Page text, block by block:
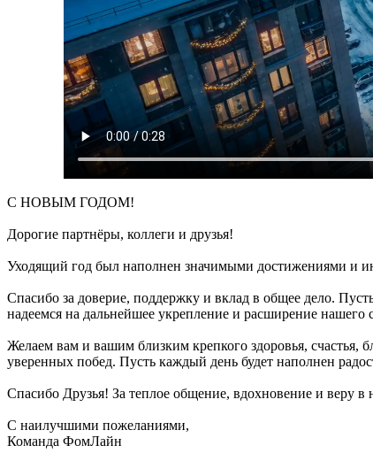
С НОВЫМ ГОДОМ!
Дорогие партнёры, коллеги и друзья!
Уходящий год был наполнен значимыми достижениями и
Спасибо за доверие, поддержку и вклад в общее дело.
надеемся на дальнейшее укрепление и расширение нашего
Желаем вам и вашим близким крепкого здоровья,
уверенных побед. Пусть каждый день будет наполнен
Спасибо Друзья! За теплое общение, вдохновение и веру
С наилучшими пожеланиями,
Команда ФомЛайн